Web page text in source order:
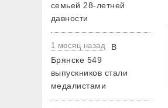
семьей 28-летней
давности
1 месяц назад
В
Брянске 549
выпускников стали
медалистами